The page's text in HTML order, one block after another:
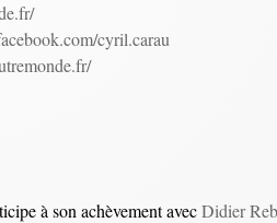
cyril.carau
à son achèvement avecDidier